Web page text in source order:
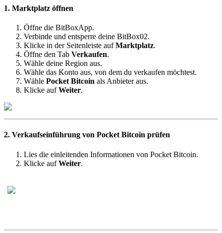
1. Marktplatz öffnen
Öffne die BitBoxApp.
Verbinde und entsperre deine BitBox02.
Klicke in der Seitenleiste aufMarktplatz.
Öffne den Tab Verkaufen.
Wähle deine Region aus.
Wähle das Konto aus, von dem du verkaufen möchtest.
Wähle Pocket Bitcoin als Anbieter aus.
Klicke aufWeiter.
2. Verkaufseinführung von Pocket Bitcoin prüfen
Lies die einleitenden Informationen von Pocket Bitcoin.
Klicke aufWeiter.